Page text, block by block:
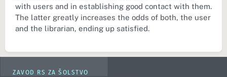
with users and in establishing good contact with them.
The latter greatly increases the odds of both, the user
and the librarian, ending up satisfied.
ZAVOD RS ZA ŠOLSTVO